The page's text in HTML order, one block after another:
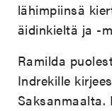
lähimpiinsä
äidinkieltä ja -
Ramilda
Indrekille